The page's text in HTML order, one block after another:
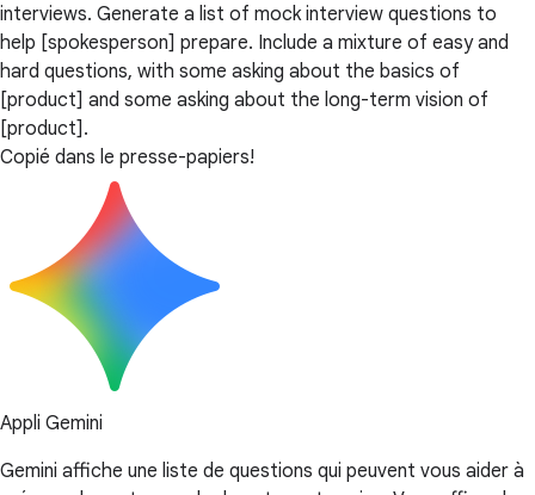
interviews. Generate a list of mock interview questions to
help [spokesperson] prepare. Include a mixture of easy and
hard questions, with some asking about the basics of
[product] and some asking about the long-term vision of
[product].
Copié dans le presse-papiers!
Appli Gemini
Gemini affiche une liste de questions qui peuvent vous aider à